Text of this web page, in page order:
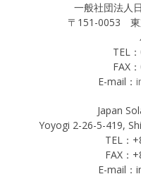
一般社団法人
〒151-0053 東
バロー
TEL
FAX
E-mail：
Japan
Yoyogi 2-26-5-419,
TEL：
FAX：
E-mail：